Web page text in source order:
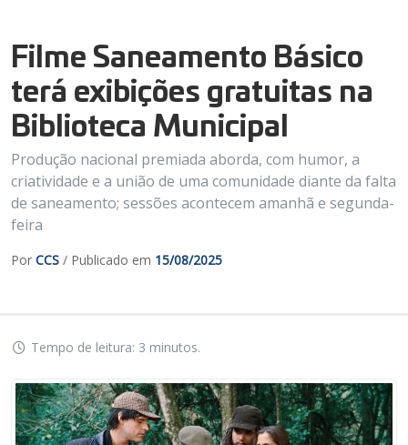
Filme Saneamento Básico
terá exibições gratuitas na
Biblioteca Municipal
Produção nacional premiada aborda, com humor, a
criatividade e a união de uma comunidade diante da falta
de saneamento; sessões acontecem amanhã e segunda-
feira
Por CCS / Publicado em 15/08/2025
Tempo de leitura: 3 minutos.